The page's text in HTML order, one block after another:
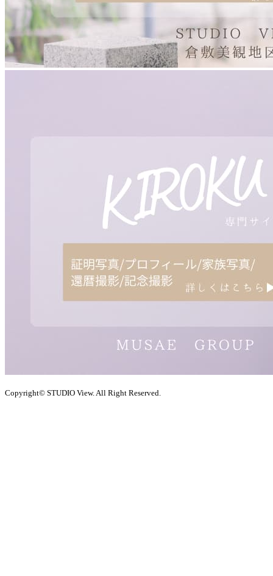
Copyright© STUDIO View. All Right Reserved.